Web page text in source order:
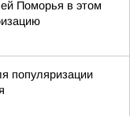
Поморья в этом
популяризации